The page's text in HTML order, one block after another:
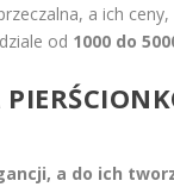
a ich
od 1000 do
a do ich